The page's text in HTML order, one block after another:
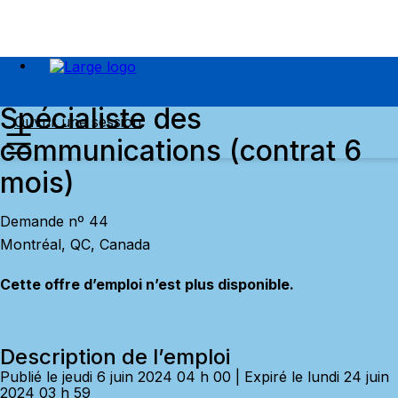
Ouvrir une session
Spécialiste des
communications (contrat 6
mois)
Demande nº 44
Montréal, QC, Canada
Cette offre d’emploi n’est plus disponible.
Description de l’emploi
Publié le jeudi 6 juin 2024 04 h 00 | Expiré le lundi 24 juin
2024 03 h 59